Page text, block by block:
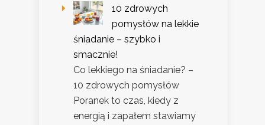
10 zdrowych
pomysłów na lekkie
śniadanie – szybko i
smacznie!
Co lekkiego na śniadanie? –
10 zdrowych pomysłów
Poranek to czas, kiedy z
energią i zapałem stawiamy